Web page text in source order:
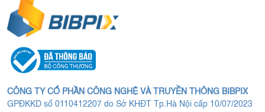
CÔNG TY CỔ PHẦN CÔNG NGHỆ VÀ TRUYỀN THÔNG BIBPIX
GPĐKKD số 0110412207 do Sở KHĐT Tp.Hà Nội cấp 10/07/2023